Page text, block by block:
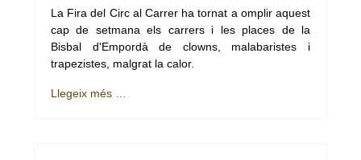
La Fira del Circ al Carrer ha tornat a omplir aquest
cap de setmana els carrers i les places de la
Bisbal d'Empordà de clowns, malabaristes i
trapezistes, malgrat la calor.
Llegeix més …